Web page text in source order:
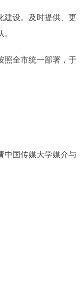
设。及时提供、更
全市统一部署，于
国传媒大学媒介与